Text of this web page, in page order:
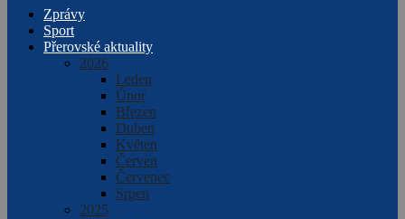
Zprávy
Sport
Přerovské aktuality
2026
Leden
Únor
Březen
Duben
Květen
Červen
Červenec
Srpen
2025